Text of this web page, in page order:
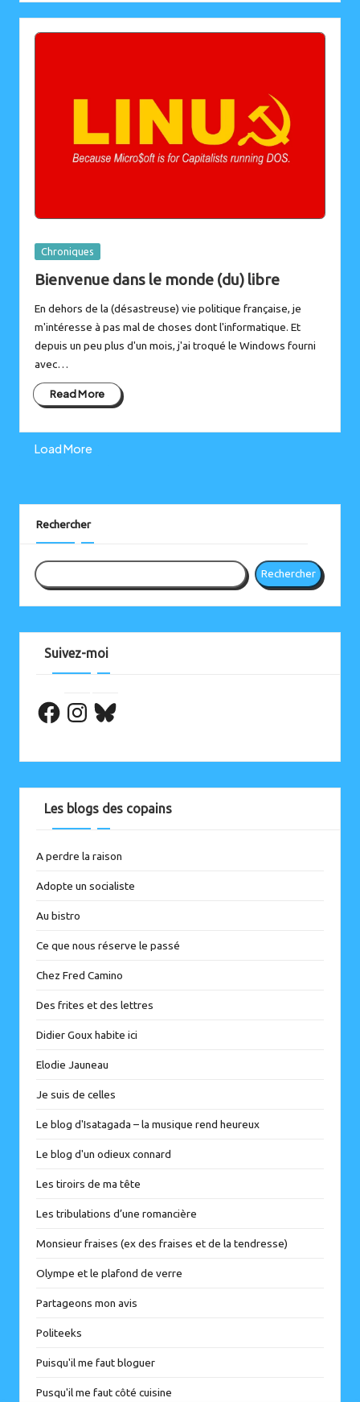
Posted
Chroniques
Bienvenue dans le monde (du) libre
En dehors de la (désastreuse) vie politique française, je
m'intéresse à pas mal de choses dont l'informatique. Et
depuis un peu plus d'un mois, j'ai troqué le Windows fourni
avec…
Read More
Load More
Rechercher
Rechercher
Suivez-moi
Facebook
Les blogs des copains
A perdre la raison
Adopte un socialiste
Au bistro
Ce que nous réserve le passé
Chez Fred Camino
Des frites et des lettres
Didier Goux habite ici
Elodie Jauneau
Je suis de celles
Le blog d'Isatagada – la musique rend heureux
Le blog d'un odieux connard
Les tiroirs de ma tête
Les tribulations d’une romancière
Monsieur fraises (ex des fraises et de la tendresse)
Olympe et le plafond de verre
Partageons mon avis
Politeeks
Puisqu'il me faut bloguer
Pusqu'il me faut côté cuisine